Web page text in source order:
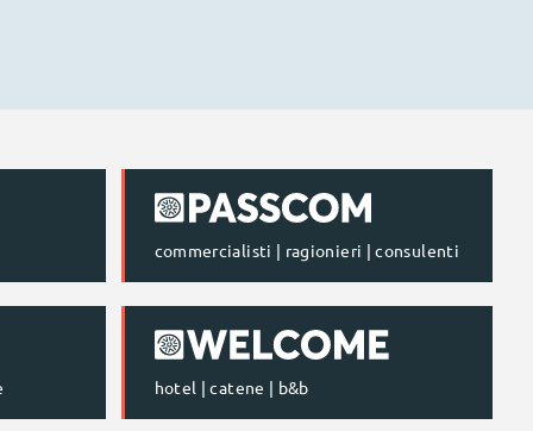
commercialisti | ragionieri | consulenti
hotel | catene | b&b